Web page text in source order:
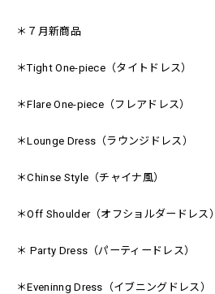
＊７月新商品
＊Tight One-piece（タイトドレス）
＊Flare One-piece（フレアドレス）
＊Lounge Dress（ラウンジドレス）
＊Chinse Style（チャイナ風）
＊Off Shoulder（オフショルダードレス）
＊ Party Dress（パーティードレス）
＊Eveninng Dress（イブニングドレス）